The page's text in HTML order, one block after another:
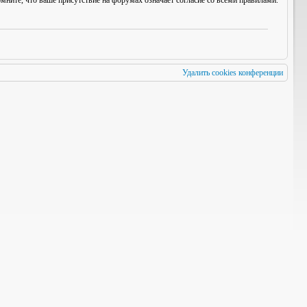
Удалить cookies конференции